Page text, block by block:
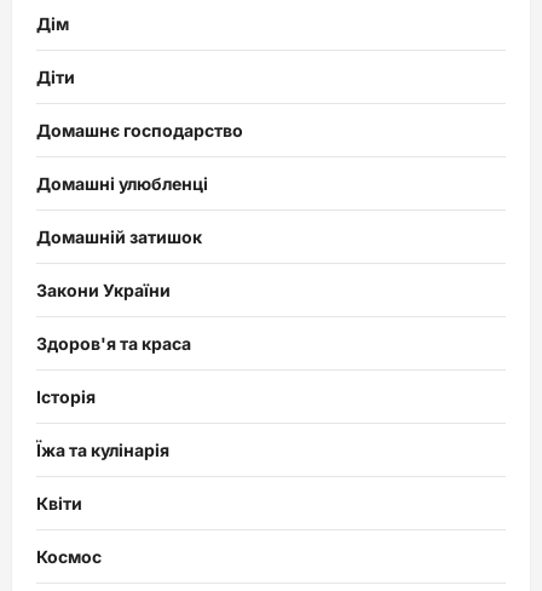
Дім
Діти
Домашнє господарство
Домашні улюбленці
Домашній затишок
Закони України
Здоров'я та краса
Історія
Їжа та кулінарія
Квіти
Космос